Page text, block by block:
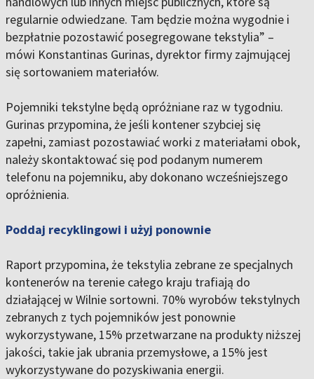
regularnie odwiedzane. Tam będzie można wygodnie i
bezpłatnie pozostawić posegregowane tekstylia” –
mówi Konstantinas Gurinas, dyrektor firmy zajmującej
się sortowaniem materiałów.
Pojemniki tekstylne będą opróżniane raz w tygodniu.
Gurinas przypomina, że jeśli kontener szybciej się
zapełni, zamiast pozostawiać worki z materiałami obok,
należy skontaktować się pod podanym numerem
telefonu na pojemniku, aby dokonano wcześniejszego
opróżnienia.
Poddaj recyklingowi i użyj ponownie
Raport przypomina, że tekstylia zebrane ze specjalnych
kontenerów na terenie całego kraju trafiają do
działającej w Wilnie sortowni. 70% wyrobów tekstylnych
zebranych z tych pojemników jest ponownie
wykorzystywane, 15% przetwarzane na produkty niższej
jakości, takie jak ubrania przemysłowe, a 15% jest
wykorzystywane do pozyskiwania energii.